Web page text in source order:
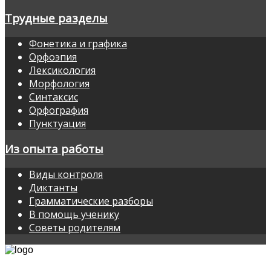
Трудные разделы
Фонетика и графика
Орфоэпия
Лексикология
Морфология
Синтаксис
Орфография
Пунктуация
Из опыта работы
Виды контроля
Диктанты
Грамматические разборы
В помощь ученику
Советы родителям